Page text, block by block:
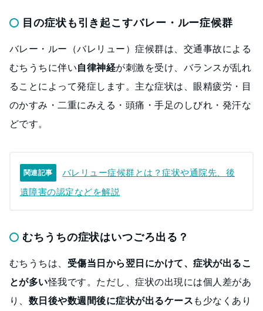
目の症状も引き起こすバレー・ルー症候群
バレー・ルー（バレリュー）症候群は、交通事故による
むちうちに伴い自律神経が刺激を受け、バランスが乱れ
ることによって発症します。主な症状は、眼精疲労・目
のかすみ・二重にみえる・頭痛・手足のしびれ・発汗な
どです。
関連記事
バレリュー症候群とは？症状や通院先、後
遺障害の認定などを解説
むちうちの症状はいつごろ出る？
むちうちは、 受傷当日から翌日にかけて、症状が出るこ
とが多い怪我です。ただし、症状の出現には個人差があ
り、 数日後や数週間後に症状が出るケース も少なくあり